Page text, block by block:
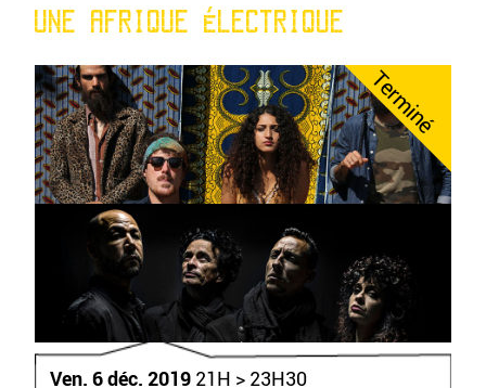
UNE AFRIQUE ÉLECTRIQUE
Terminé
Ven. 6 déc. 2019 21H > 23H30